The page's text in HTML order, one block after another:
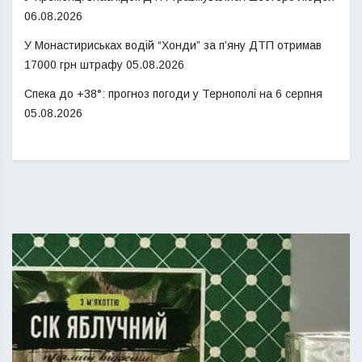
06.08.2026
У Монастириськах водій “Хонди” за п’яну ДТП отримав
17000 грн штрафу 05.08.2026
Спека до +38°: прогноз погоди у Тернополі на 6 серпня
05.08.2026